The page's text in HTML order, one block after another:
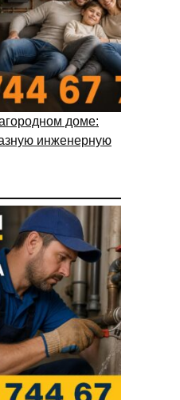
доме:
инженерную